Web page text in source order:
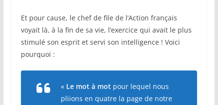
Et pour cause, le chef de file de l’Action français
voyait là, à la fin de sa vie, l’exercice qui avait le plus
stimulé son esprit et servi son intelligence ! Voici
pourquoi :
« Le mot à mot pour lequel nous
pliions en quatre la page de notre